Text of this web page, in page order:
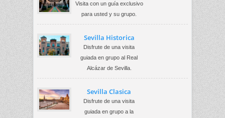
Visita con un guía exclusivo
para usted y su grupo.
Sevilla Historica
Disfrute de una visita
guiada en grupo al Real
Alcázar de Sevilla.
Sevilla Clasica
Disfrute de una visita
guiada en grupo a la